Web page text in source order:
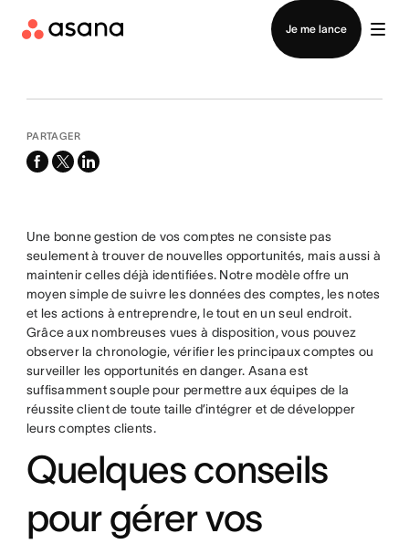
Je me lance
Contacter le service commercial
PARTAGER
facebook
x-
linkedin
Une bonne gestion de vos comptes ne consiste pas
seulement à trouver de nouvelles opportunités, mais aussi à
maintenir celles déjà identifiées. Notre modèle offre un
moyen simple de suivre les données des comptes, les notes
et les actions à entreprendre, le tout en un seul endroit.
Grâce aux nombreuses vues à disposition, vous pouvez
observer la chronologie, vérifier les principaux comptes ou
surveiller les opportunités en danger. Asana est
suffisamment souple pour permettre aux équipes de la
réussite client de toute taille d’intégrer et de développer
leurs comptes clients.
Quelques conseils
pour gérer vos